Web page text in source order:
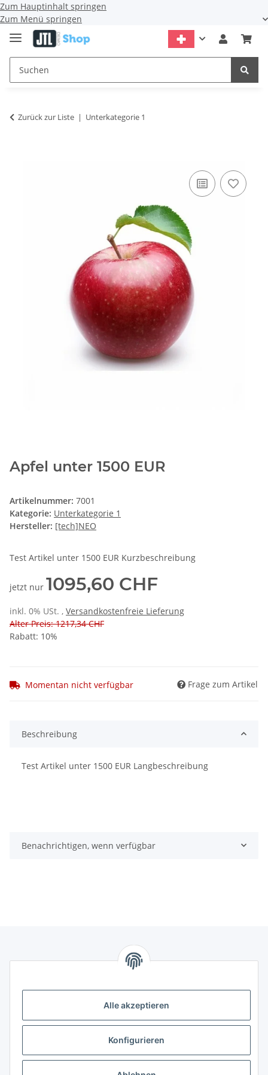
Zum Hauptinhalt springen
Zum Menü springen
Alle akzeptieren
Konfigurieren
Zurück zur Liste Unterkategorie 1
Apfel unter 1500 EUR
Artikelnummer: 7001
Kategorie: Unterkategorie 1
Hersteller: [tech]NEO
Test Artikel unter 1500 EUR Kurzbeschreibung
jetzt nur 1095,60 CHF
inkl. 0% USt. , Versandkostenfreie Lieferung
Alter Preis: 1217,34 CHF
Rabatt: 10%
Momentan nicht verfügbar Frage zum Artikel
Beschreibung
Test Artikel unter 1500 EUR Langbeschreibung
Benachrichtigen, wenn verfügbar
Deutschland